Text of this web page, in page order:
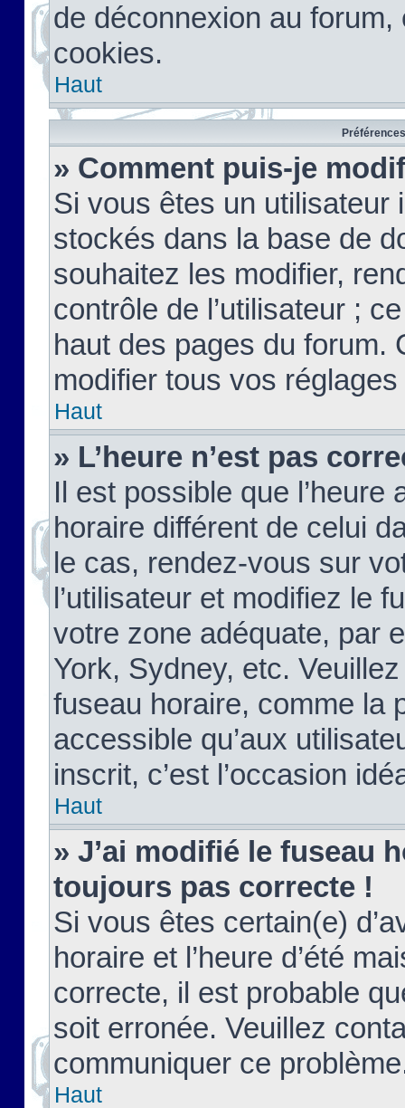
de déconnexion au
cookies.
Haut
» Comment puis-je
Si vous êtes un
stockés dans la base de
souhaitez les modifier,
contrôle de l’utilisateur ;
haut des pages du forum.
modifier tous vos
Haut
» L’heure n’est pas
Il est possible que
horaire différent de celui
le cas, rendez-vous sur
l’utilisateur et modifiez le
votre zone adéquate, par
York, Sydney, etc.
fuseau horaire, comme la
accessible qu’aux
inscrit, c’est l’occasion
Haut
» J’ai modifié le fuseau
toujours pas correcte !
Si vous êtes certain(e)
horaire et l’heure d’été
correcte, il est probable
soit erronée. Veuillez
communiquer ce
Haut